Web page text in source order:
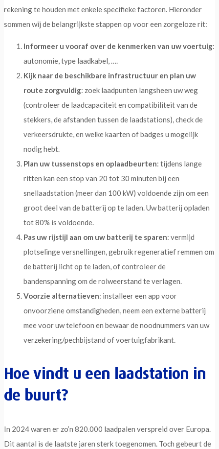
rekening te houden met enkele specifieke factoren. Hieronder
sommen wij de belangrijkste stappen op voor een zorgeloze rit:
Informeer u vooraf over de kenmerken van uw voertuig:
autonomie, type laadkabel, ….
Kijk naar de beschikbare infrastructuur en plan uw
route zorgvuldig: zoek laadpunten langsheen uw weg
(controleer de laadcapaciteit en compatibiliteit van de
stekkers, de afstanden tussen de laadstations), check de
verkeersdrukte, en welke kaarten of badges u mogelijk
nodig hebt.
Plan uw tussenstops en oplaadbeurten: tijdens lange
ritten kan een stop van 20 tot 30 minuten bij een
snellaadstation (meer dan 100 kW) voldoende zijn om een
groot deel van de batterij op te laden. Uw batterij opladen
tot 80% is voldoende.
Pas uw rijstijl aan om uw batterij te sparen: vermijd
plotselinge versnellingen, gebruik regeneratief remmen om
de batterij licht op te laden, of controleer de
bandenspanning om de rolweerstand te verlagen.
Voorzie alternatieven: installeer een app voor
onvoorziene omstandigheden, neem een externe batterij
mee voor uw telefoon en bewaar de noodnummers van uw
verzekering/pechbijstand of voertuigfabrikant.
Hoe vindt u een laadstation in
de buurt?
In 2024 waren er zo’n 820.000 laadpalen verspreid over Europa.
Dit aantal is de laatste jaren sterk toegenomen. Toch gebeurt de